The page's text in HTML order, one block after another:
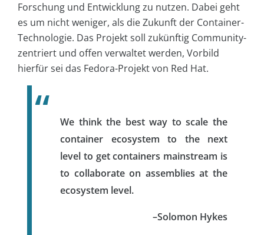
Forschung und Entwicklung zu nutzen. Dabei geht
es um nicht weniger, als die Zukunft der Container-
Technologie. Das Projekt soll zukünftig Community-
zentriert und offen verwaltet werden, Vorbild
hierfür sei das Fedora-Projekt von Red Hat.
We think the best way to scale the
container ecosystem to the next
level to get containers mainstream is
to collaborate on assemblies at the
ecosystem level.
–Solomon Hykes